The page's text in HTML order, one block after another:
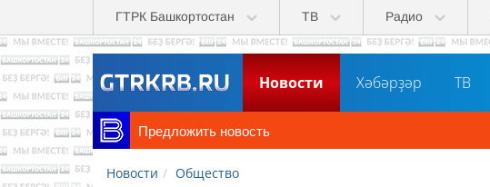
Перейти к основному содержанию
ГТРК Башкортостан ТВ Радио
Новости Хәбәрҙәр ТВ
Предложить новость
Новости Общество